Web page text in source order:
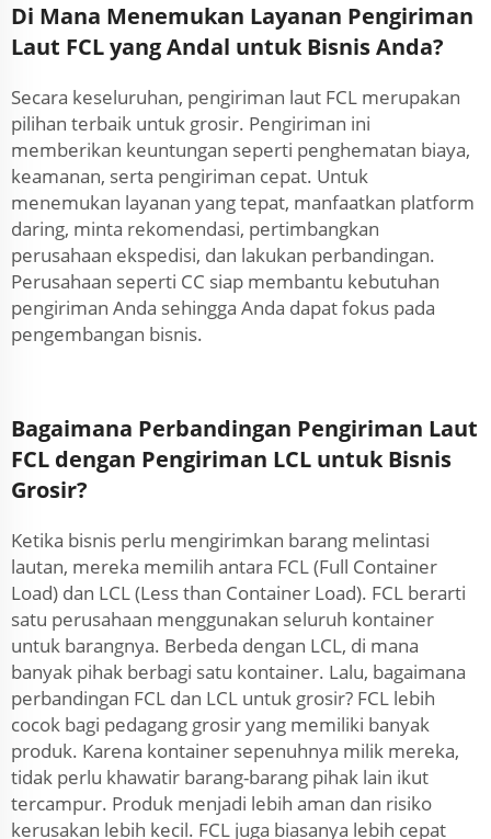
Di Mana Menemukan Layanan Pengiriman
Laut FCL yang Andal untuk Bisnis Anda?
Secara keseluruhan, pengiriman laut FCL merupakan
pilihan terbaik untuk grosir. Pengiriman ini
memberikan keuntungan seperti penghematan biaya,
keamanan, serta pengiriman cepat. Untuk
menemukan layanan yang tepat, manfaatkan platform
daring, minta rekomendasi, pertimbangkan
perusahaan ekspedisi, dan lakukan perbandingan.
Perusahaan seperti CC siap membantu kebutuhan
pengiriman Anda sehingga Anda dapat fokus pada
pengembangan bisnis.
Bagaimana Perbandingan Pengiriman Laut
FCL dengan Pengiriman LCL untuk Bisnis
Grosir?
Ketika bisnis perlu mengirimkan barang melintasi
lautan, mereka memilih antara FCL (Full Container
Load) dan LCL (Less than Container Load). FCL berarti
satu perusahaan menggunakan seluruh kontainer
untuk barangnya. Berbeda dengan LCL, di mana
banyak pihak berbagi satu kontainer. Lalu, bagaimana
perbandingan FCL dan LCL untuk grosir? FCL lebih
cocok bagi pedagang grosir yang memiliki banyak
produk. Karena kontainer sepenuhnya milik mereka,
tidak perlu khawatir barang-barang pihak lain ikut
tercampur. Produk menjadi lebih aman dan risiko
kerusakan lebih kecil. FCL juga biasanya lebih cepat